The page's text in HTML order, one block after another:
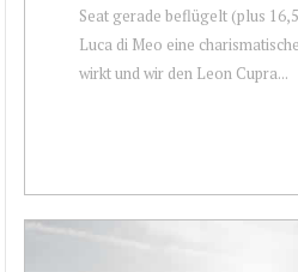
Seat gerade beflügelt (plus
Luca di Meo eine
wirkt und wir den Leon Cupra...